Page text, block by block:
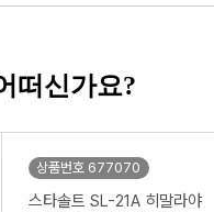
떠신가요?
상품번호 677070
스타솔트 SL-21A 히말라야